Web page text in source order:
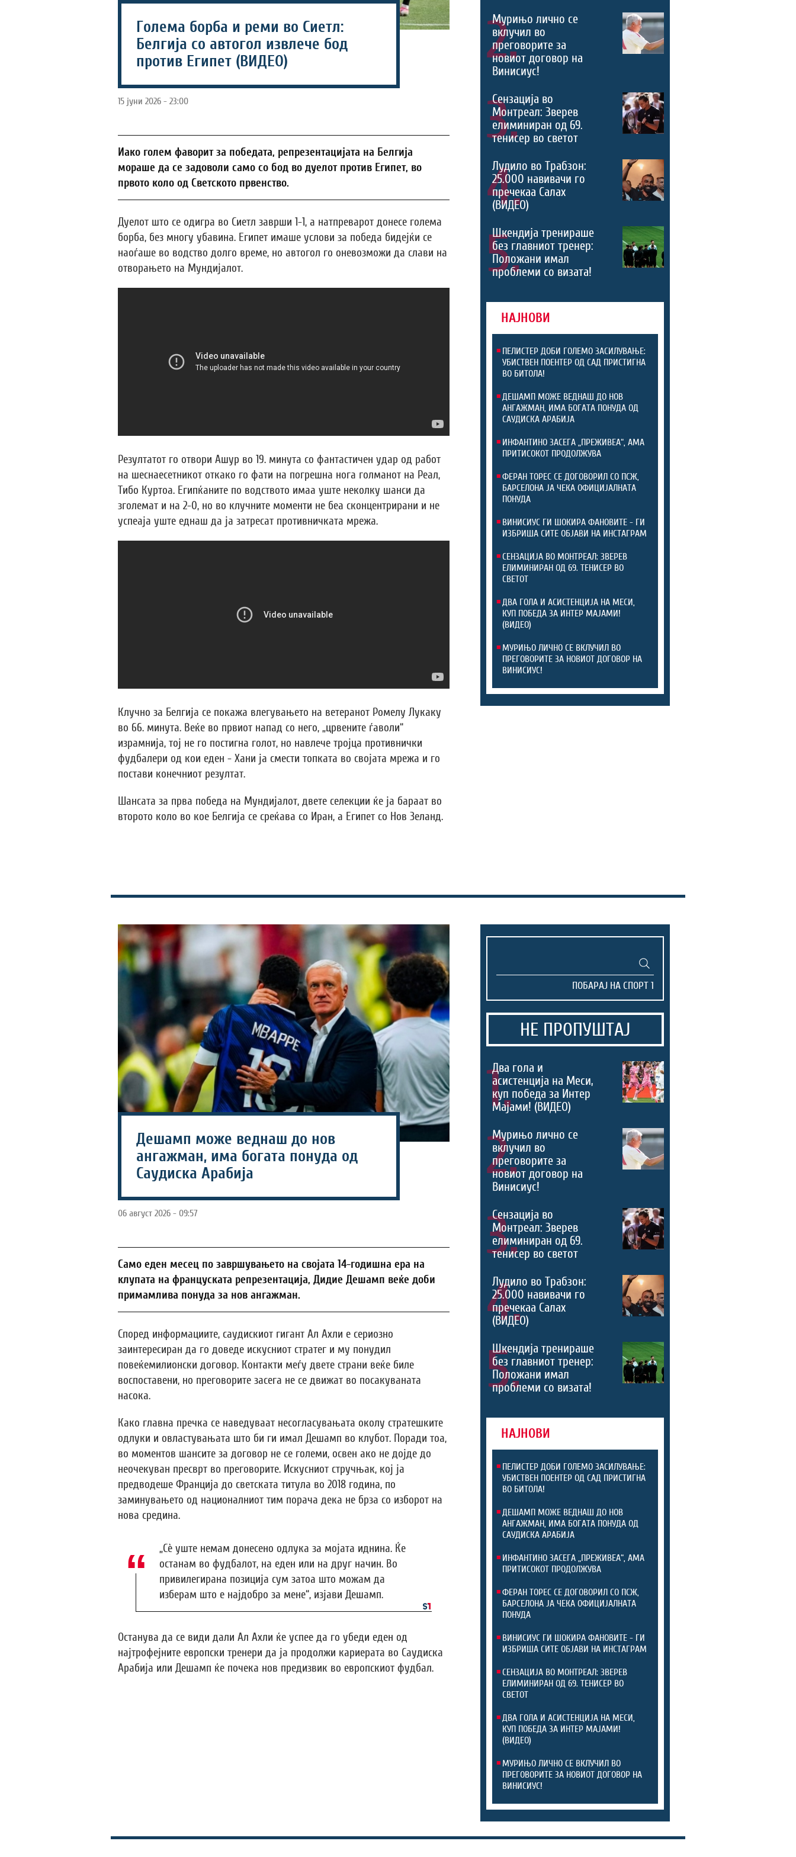
Голема борба и реми во Сиетл:
Белгија со автогол извлече бод
против Египет (ВИДЕО)
15 јуни 2026 - 23:00
Иако голем фаворит за победата, репрезентацијата на Белгија
мораше да се задоволи само со бод во дуелот против Египет, во
првото коло од Светското првенство.
Дуелот што се одигра во Сиетл заврши 1-1, а натпреварот донесе голема
борба, без многу убавина. Египет имаше услови за победа бидејќи се
наоѓаше во водство долго време, но автогол го оневозможи да слави на
отворањето на Мундијалот.
Резултатот го отвори Ашур во 19. минута со фантастичен удар од работ
на шеснаесетникот откако го фати на погрешна нога голманот на Реал,
Тибо Куртоа. Египќаните по водството имаа уште неколку шанси да
зголемат и на 2-0, но во клучните моменти не беа сконцентрирани и не
успеаја уште еднаш да ја затресат противничката мрежа.
Клучно за Белгија се покажа влегувањето на ветеранот Ромелу Лукаку
во 66. минута. Веќе во првиот напад со него, „црвените ѓаволи“
израмнија, тој не го постигна голот, но навлече тројца противнички
фудбалери од кои еден - Хани ја смести топката во својата мрежа и го
постави конечниот резултат.
Шансата за прва победа на Мундијалот, двете селекции ќе ја бараат во
второто коло во кое Белгија се среќава со Иран, а Египет со Нов Зеланд.
2.
Мурињо лично се
вклучил во
преговорите за
новиот договор на
Винисиус!
3.
Сензација во
Монтреал: Зверев
елиминиран од 69.
тенисер во светот
4.
Лудило во Трабзон:
25.000 навивачи го
пречекаа Салах
(ВИДЕО)
5.
Шкендија тренираше
без главниот тренер:
Положани имал
проблеми со визата!
НАЈНОВИ
ПЕЛИСТЕР ДОБИ ГОЛЕМО ЗАСИЛУВАЊЕ:
УБИСТВЕН ПОЕНТЕР ОД САД ПРИСТИГНА
ВО БИТОЛА!
ДЕШАМП МОЖЕ ВЕДНАШ ДО НОВ
АНГАЖМАН, ИМА БОГАТА ПОНУДА ОД
САУДИСКА АРАБИЈА
ИНФАНТИНО ЗАСЕГА „ПРЕЖИВЕА“, АМА
ПРИТИСОКОТ ПРОДОЛЖУВА
ФЕРАН ТОРЕС СЕ ДОГОВОРИЛ СО ПСЖ,
БАРСЕЛОНА ЈА ЧЕКА ОФИЦИЈАЛНАТА
ПОНУДА
ВИНИСИУС ГИ ШОКИРА ФАНОВИТЕ - ГИ
ИЗБРИША СИТЕ ОБЈАВИ НА ИНСТАГРАМ
СЕНЗАЦИЈА ВО МОНТРЕАЛ: ЗВЕРЕВ
ЕЛИМИНИРАН ОД 69. ТЕНИСЕР ВО
СВЕТОТ
ДВА ГОЛА И АСИСТЕНЦИЈА НА МЕСИ,
КУП ПОБЕДА ЗА ИНТЕР МАЈАМИ!
(ВИДЕО)
МУРИЊО ЛИЧНО СЕ ВКЛУЧИЛ ВО
ПРЕГОВОРИТЕ ЗА НОВИОТ ДОГОВОР НА
ВИНИСИУС!
Дешамп може веднаш до нов
ангажман, има богата понуда од
Саудиска Арабија
06 август 2026 - 09:57
Само еден месец по завршувањето на својата 14-годишна ера на
клупата на француската репрезентација, Дидие Дешамп веќе доби
примамлива понуда за нов ангажман.
Според информациите, саудискиот гигант Ал Ахли е сериозно
заинтересиран да го доведе искусниот стратег и му понудил
повеќемилионски договор. Контакти меѓу двете страни веќе биле
воспоставени, но преговорите засега не се движат во посакуваната
насока.
Како главна пречка се наведуваат несогласувањата околу стратешките
одлуки и овластувањата што би ги имал Дешамп во клубот. Поради тоа,
во моментов шансите за договор не се големи, освен ако не дојде до
неочекуван пресврт во преговорите. Искусниот стручњак, кој ја
предводеше Франција до светската титула во 2018 година, по
заминувањето од националниот тим порача дека не брза со изборот на
нова средина.
„Сè уште немам донесено одлука за мојата иднина. Ќе
останам во фудбалот, на еден или на друг начин. Во
привилегирана позиција сум затоа што можам да
изберам што е најдобро за мене“, изјави Дешамп.
Останува да се види дали Ал Ахли ќе успее да го убеди еден од
најтрофејните европски тренери да ја продолжи кариерата во Саудиска
Арабија или Дешамп ќе почека нов предизвик во европскиот фудбал.
НЕ ПРОПУШТАЈ
1.
Два гола и
асистенција на Меси,
куп победа за Интер
Мајами! (ВИДЕО)
2.
Мурињо лично се
вклучил во
преговорите за
новиот договор на
Винисиус!
3.
Сензација во
Монтреал: Зверев
елиминиран од 69.
тенисер во светот
4.
Лудило во Трабзон:
25.000 навивачи го
пречекаа Салах
(ВИДЕО)
5.
Шкендија тренираше
без главниот тренер:
Положани имал
проблеми со визата!
НАЈНОВИ
ПЕЛИСТЕР ДОБИ ГОЛЕМО ЗАСИЛУВАЊЕ:
УБИСТВЕН ПОЕНТЕР ОД САД ПРИСТИГНА
ВО БИТОЛА!
ДЕШАМП МОЖЕ ВЕДНАШ ДО НОВ
АНГАЖМАН, ИМА БОГАТА ПОНУДА ОД
САУДИСКА АРАБИЈА
ИНФАНТИНО ЗАСЕГА „ПРЕЖИВЕА“, АМА
ПРИТИСОКОТ ПРОДОЛЖУВА
ФЕРАН ТОРЕС СЕ ДОГОВОРИЛ СО ПСЖ,
БАРСЕЛОНА ЈА ЧЕКА ОФИЦИЈАЛНАТА
ПОНУДА
ВИНИСИУС ГИ ШОКИРА ФАНОВИТЕ - ГИ
ИЗБРИША СИТЕ ОБЈАВИ НА ИНСТАГРАМ
СЕНЗАЦИЈА ВО МОНТРЕАЛ: ЗВЕРЕВ
ЕЛИМИНИРАН ОД 69. ТЕНИСЕР ВО
СВЕТОТ
ДВА ГОЛА И АСИСТЕНЦИЈА НА МЕСИ,
КУП ПОБЕДА ЗА ИНТЕР МАЈАМИ!
(ВИДЕО)
МУРИЊО ЛИЧНО СЕ ВКЛУЧИЛ ВО
ПРЕГОВОРИТЕ ЗА НОВИОТ ДОГОВОР НА
ВИНИСИУС!